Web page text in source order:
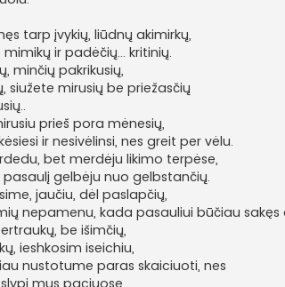
tarp įvykių, liūdnų akimirkų,
ir padėčių... kritinių.
minčių pakrikusių,
siužete mirusių be priežasčių
prieš pora mėnesių,
ir nesivėlinsi, nes greit per vėlu.
bet merdėju likimo terpėse,
pasaulį gelbėju nuo gelbstančių.
jaučiu, dėl paslapčių,
nepamenu, kada pasauliui būčiau sakęs
be išimčių,
ieshkosim iseichiu,
nustotume paras skaiciuoti, nes